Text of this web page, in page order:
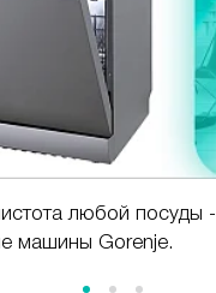
любой посуды -
машины Gorenje.